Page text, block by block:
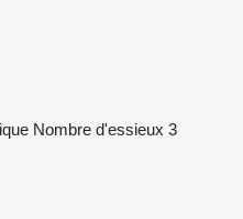
Nombre d'essieux 3